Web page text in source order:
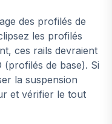
des profilés de
les profilés
ces rails devraient
de base). Si
la suspension
et vérifier le tout